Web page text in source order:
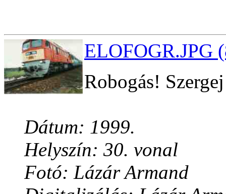
ELOFOGR.JPG
Robogás!
Dátum: 1999.
Helyszín: 30. vonal
Fotó: Lázár Armand